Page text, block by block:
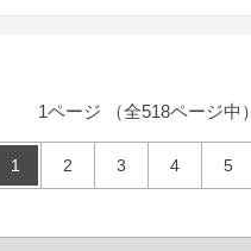
1ページ （全518ページ中）
1 2 3 4 5